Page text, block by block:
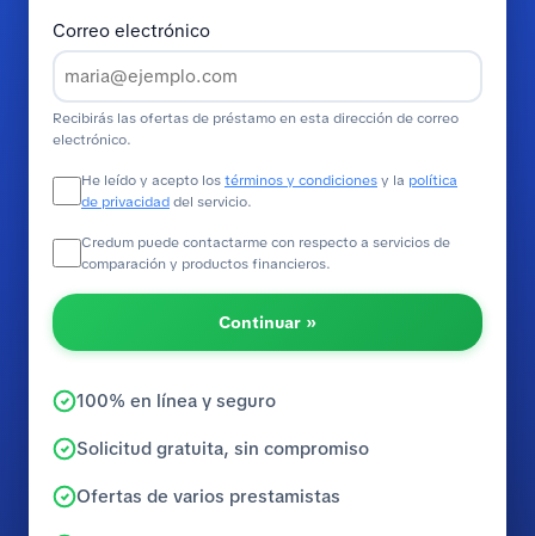
Correo electrónico
Recibirás las ofertas de préstamo en esta dirección de correo
electrónico.
He leído y acepto lostérminos y condicionesy la política
de privacidaddel servicio.
Credum puede contactarme con respecto a servicios de
comparación y productos financieros.
Continuar »
100% en línea y seguro
Solicitud gratuita, sin compromiso
Ofertas de varios prestamistas